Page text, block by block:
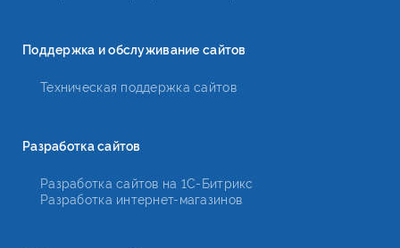
Поддержка и обслуживание сайтов
Техническая поддержка сайтов
Разработка сайтов
Разработка сайтов на 1С-Битрикс
Разработка интернет-магазинов